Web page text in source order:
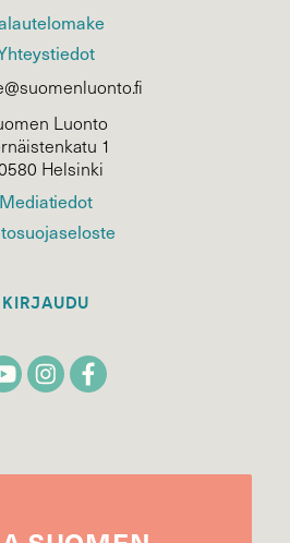
Luonto
1
Helsinki
Mediatiedot
KIRJAUDU